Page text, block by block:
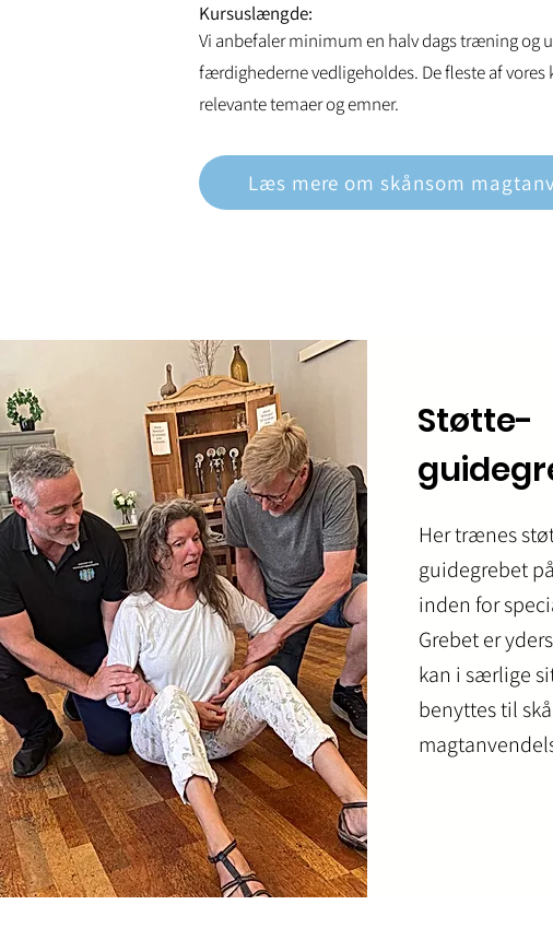
Kursuslængde:
Vi anbefaler minimum en halv dags træning og
færdighederne vedligeholdes. De fleste af vores
relevante temaer og emner.
Læs mere om skånsom
Støtte-
Her trænes
guidegrebet
inden for
Grebet er
kan i særlige
benyttes til